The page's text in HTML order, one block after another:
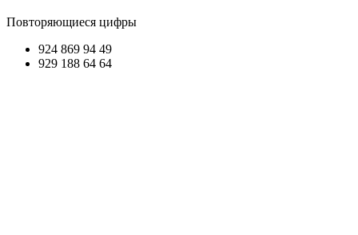
Повторяющиеся цифры
924 869 94 49
929 188 64 64